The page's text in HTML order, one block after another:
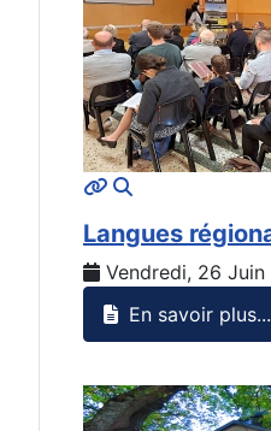
Langues
Vendredi, 26
En savoir plus...